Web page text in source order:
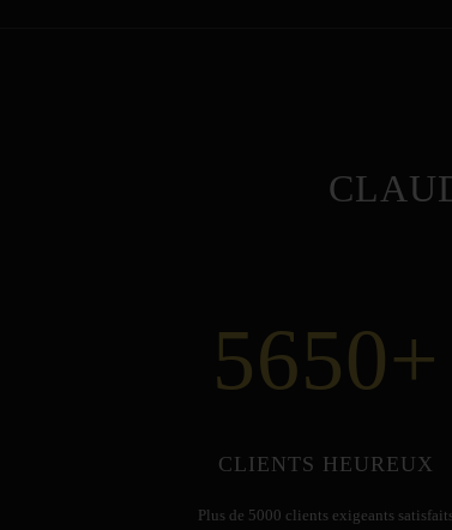
5650+
CLIENTS HEUREUX
Plus de 5000 clients exigeants